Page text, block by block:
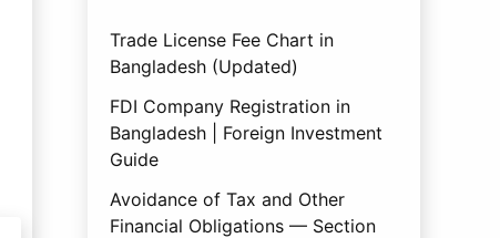
Trade License Fee Chart in
Bangladesh (Updated)
FDI Company Registration in
Bangladesh | Foreign Investment
Guide
Avoidance of Tax and Other
Financial Obligations — Section